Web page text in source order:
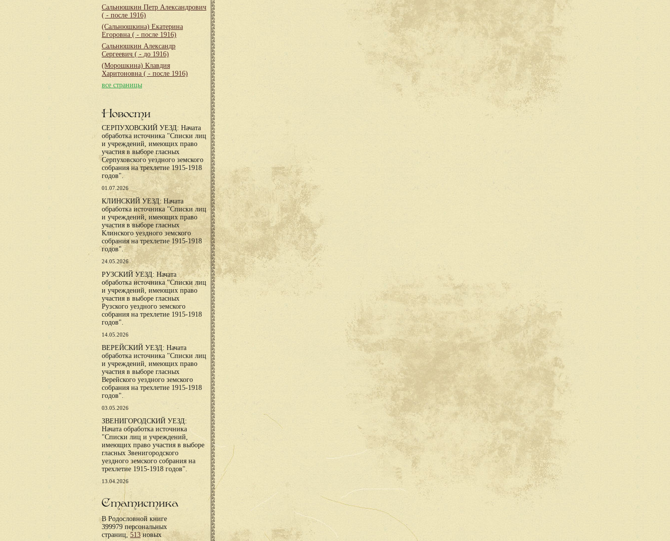
Сальнюшкин Петр Александрович
( - после 1916)
(Сальнюшкина) Екатерина
Егоровна ( - после 1916)
Сальнюшкин Александр
Сергеевич ( - до 1916)
(Морошкина) Клавдия
Харитоновна ( - после 1916)
все страницы
Новости
СЕРПУХОВСКИЙ УЕЗД: Начата
обработка источника "Списки лиц
и учреждений, имеющих право
участия в выборе гласных
Серпуховского уездного земского
собрания на трехлетие 1915-1918
годов".
01.07.2026
КЛИНСКИЙ УЕЗД: Начата
обработка источника "Списки лиц
и учреждений, имеющих право
участия в выборе гласных
Клинского уездного земского
собрания на трехлетие 1915-1918
годов".
24.05.2026
РУЗСКИЙ УЕЗД: Начата
обработка источника "Списки лиц
и учреждений, имеющих право
участия в выборе гласных
Рузского уездного земского
собрания на трехлетие 1915-1918
годов".
14.05.2026
ВЕРЕЙСКИЙ УЕЗД: Начата
обработка источника "Списки лиц
и учреждений, имеющих право
участия в выборе гласных
Верейского уездного земского
собрания на трехлетие 1915-1918
годов".
03.05.2026
ЗВЕНИГОРОДСКИЙ УЕЗД:
Начата обработка источника
"Списки лиц и учреждений,
имеющих право участия в выборе
гласных Звенигородского
уездного земского собрания на
трехлетие 1915-1918 годов".
13.04.2026
Статистика
В Родословной книге
399979 персональных
страниц,513новых